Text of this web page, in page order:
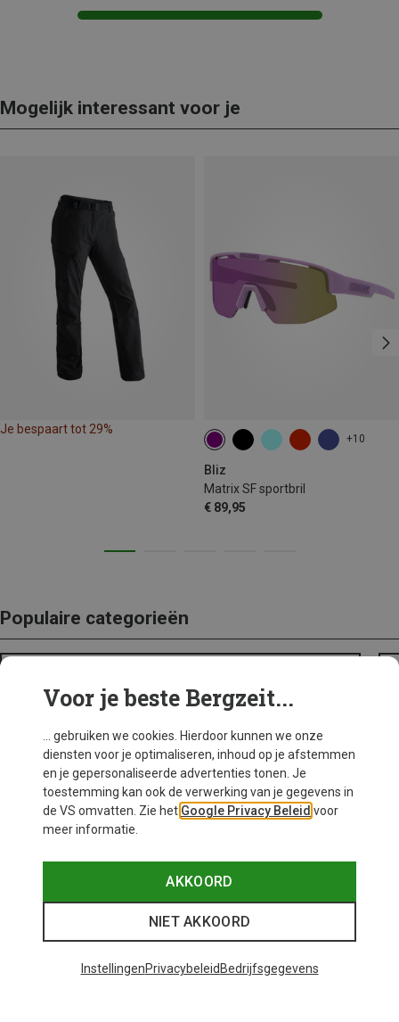
Mogelijk interessant voor je
Je bespaart tot 29%
+10
Bliz
Matrix SF sportbril
€ 89,95
Populaire categorieën
Voor je beste Bergzeit...
... gebruiken we cookies. Hierdoor kunnen we onze
diensten voor je optimaliseren, inhoud op je afstemmen
en je gepersonaliseerde advertenties tonen. Je
toestemming kan ook de verwerking van je gegevens in
de VS omvatten. Zie het Google Privacy Beleid voor
meer informatie.
AKKOORD
NIET AKKOORD
InstellingenPrivacybeleid Bedrijfsgegevens